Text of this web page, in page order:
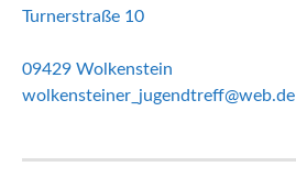
Turnerstraße 10
09429 Wolkenstein
wolkensteiner_jugendtreff@web.de